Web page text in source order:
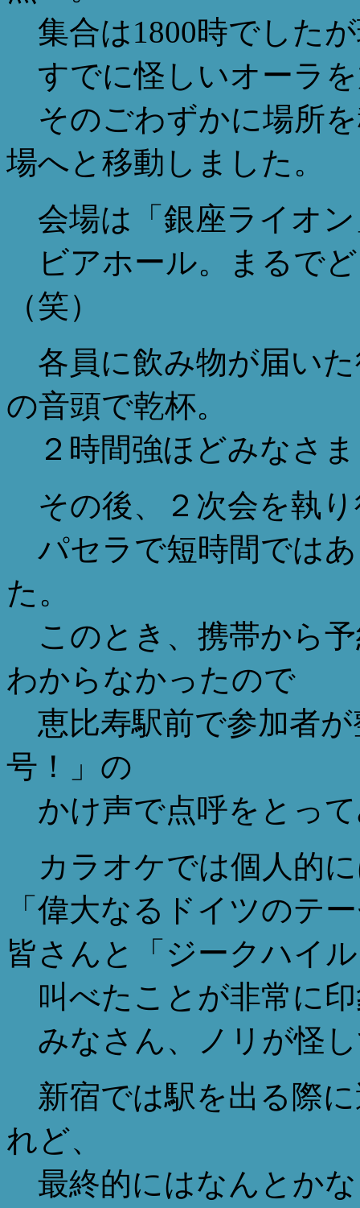
集合は1800時でした
すでに怪しいオーラ
そのごわずかに場所を
場へと移動しました。
会場は「銀座ライオン
ビアホール。まるで
（笑）
各員に飲み物が届いた
の音頭で乾杯。
２時間強ほどみなさ
その後、２次会を執
パセラで短時間では
た。
このとき、携帯から
わからなかったので
恵比寿駅前で参加者
号！」の
かけ声で点呼をとっ
カラオケでは個人的
「偉大なるドイツのテ
皆さんと「ジークハイ
叫べたことが非常に
みなさん、ノリが怪
新宿では駅を出る際
れど、
最終的にはなんとか